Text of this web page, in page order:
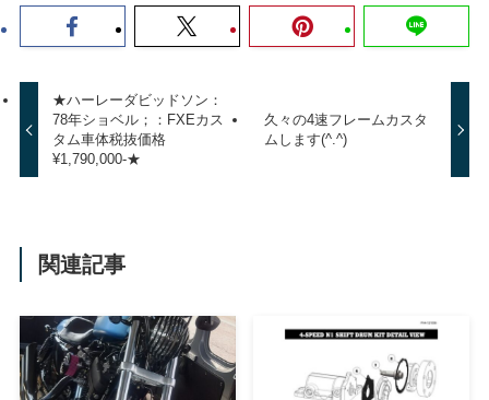
★ハーレーダビッドソン：
78年ショベル；：FXEカス
タム車体税抜価格
¥1,790,000-★
久々の4速フレームカスタ
ムします(^.^)
関連記事